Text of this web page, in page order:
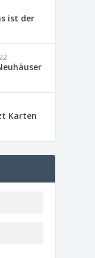
ist der
Karten